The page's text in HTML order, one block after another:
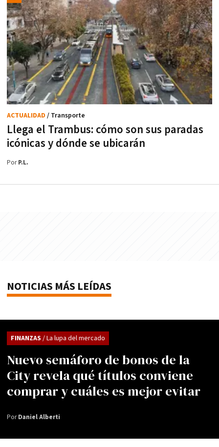
Llega el Trambus: cómo son sus paradas
icónicas y dónde se ubicarán
ACTUALIDAD / Transporte
PorP.L.
NOTICIAS MÁS LEÍDAS
Nuevo semáforo de bonos de la
City revela qué títulos conviene
comprar y cuáles es mejor evitar
FINANZAS / La lupa del mercado
PorDaniel Alberti